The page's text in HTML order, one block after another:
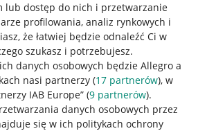
lub dostęp do nich i przetwarzanie
profilowania, analiz rynkowych i
że łatwiej będzie odnaleźć Ci w
szukasz i potrzebujesz.
danych osobowych będzie Allegro a
nasi partnerzy (17 partnerów), w
IAB Europe” (9 partnerów).
danych osobowych przez
się w ich politykach ochrony